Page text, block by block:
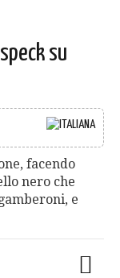
su
facendo
nero che
e